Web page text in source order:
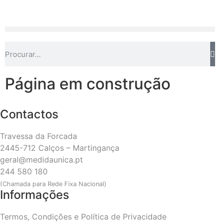
Página em construção
Contactos
Travessa da Forcada
2445-712 Calços – Martingança
geral@medidaunica.pt
244 580 180
(Chamada para Rede Fixa Nacional)
Informações
Termos, Condições e Política de Privacidade